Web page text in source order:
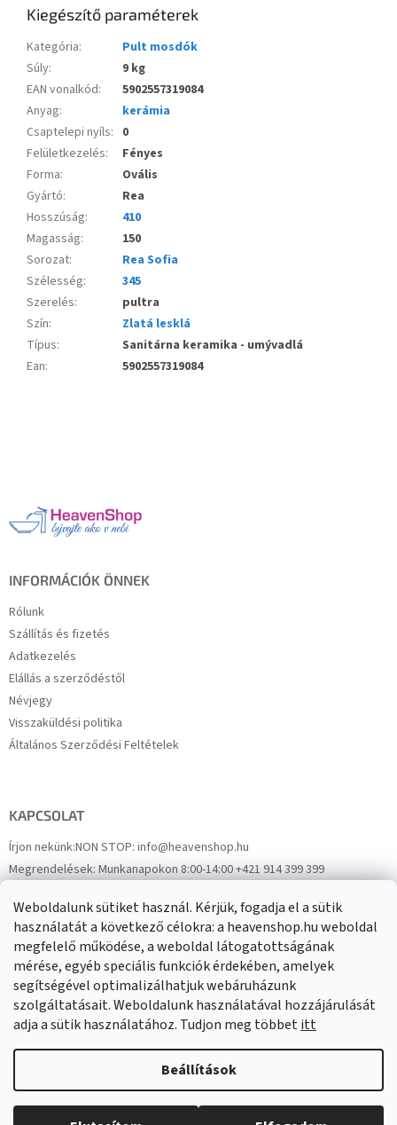
Weboldalunk sütiket használ. Kérjük, fogadja el a sütik
használatát a következő célokra: a heavenshop.hu weboldal
megfelelő működése, a weboldal látogatottságának
mérése, egyéb speciális funkciók érdekében, amelyek
segítségével optimalizálhatjuk webáruházunk
szolgáltatásait. Weboldalunk használatával hozzájárulását
adja a sütik használatához. Tudjon meg többetitt
Beállítások
Kiegészítő paraméterek
Kategória:
Pult mosdók
Súly:
9 kg
EAN vonalkód:
5902557319084
Anyag:
kerámia
Csaptelepi nyíls: 0
Felületkezelés:
Fényes
Forma:
Ovális
Gyártó:
Rea
Hosszúság:
410
Magasság:
150
Sorozat:
Rea Sofia
Szélesség:
345
Szerelés:
pultra
Szín:
Zlatá lesklá
Típus:
Sanitárna keramika - umývadlá
Ean: 5902557319084
INFORMÁCIÓK ÖNNEK
Rólunk
Szállítás és fizetés
Adatkezelés
Elállás a szerződéstől
Névjegy
Visszaküldési politika
Általános Szerződési Feltételek
KAPCSOLAT
Írjon nekünk:NON STOP: info@heavenshop.hu
Megrendelések:Munkanapokon 8:00-14:00 +421 914 399 399
FacebookHeavenShop.sk
Eredményeink